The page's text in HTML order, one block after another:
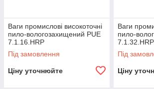
Ваги промислові високоточні
пило-вологозахищений PUE
7.1.16.HRP
Під замовлення
Ціну уточнюйте
Ваги
пило-
7.1.32.HRP
Під
Ціну